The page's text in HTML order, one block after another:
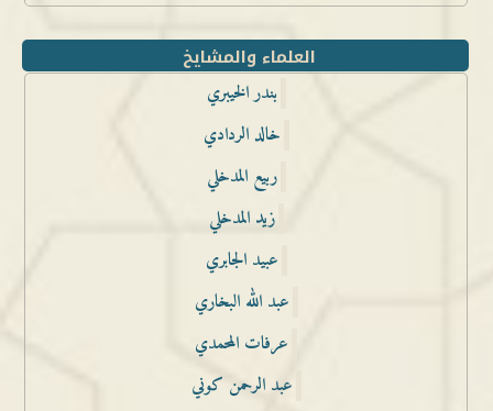
العلماء والمشايخ
بندر الخيبري
خالد الردادي
ربيع المدخلي
زيد المدخلي
عبيد الجابري
عبد الله البخاري
عرفات المحمدي
عبد الرحمن كوني